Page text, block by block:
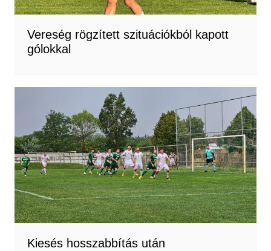
Vereség rögzített szituációkból kapott
gólokkal
Kiesés hosszabbítás után